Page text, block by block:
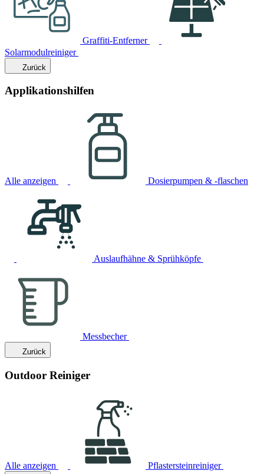
Graffiti-Entferner
Solarmodulreiniger
Zurück
Applikationshilfen
Alle anzeigen Dosierpumpen & -flaschen
Auslaufhähne & Sprühköpfe
Messbecher
Zurück
Outdoor Reiniger
Alle anzeigen Pflastersteinreiniger